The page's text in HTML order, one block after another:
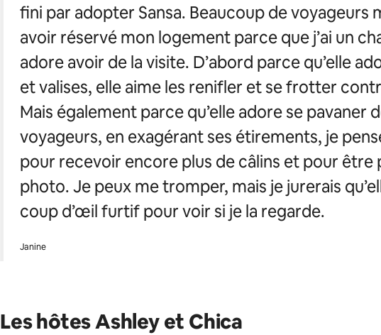
fini par adopter Sansa. Beaucoup de voyageurs
avoir réservé mon logement parce que j’ai un
adore avoir de la visite. D’abord parce qu’elle
et valises, elle aime les renifler et se frotter
Mais également parce qu’elle adore se pavaner
voyageurs, en exagérant ses étirements, je
pour recevoir encore plus de câlins et pour être
photo. Je peux me tromper, mais je jurerais
coup d’œil furtif pour voir si je la regarde.
Janine
Les hôtes Ashley et Chica